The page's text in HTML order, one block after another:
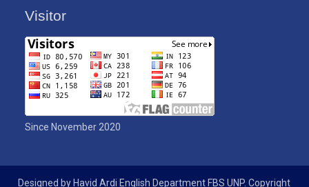
Visitor
Since November 2020
Designed by Havid Ardi English Department FBS UNP. Copyright